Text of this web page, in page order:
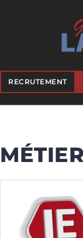
RECRUTEMENT